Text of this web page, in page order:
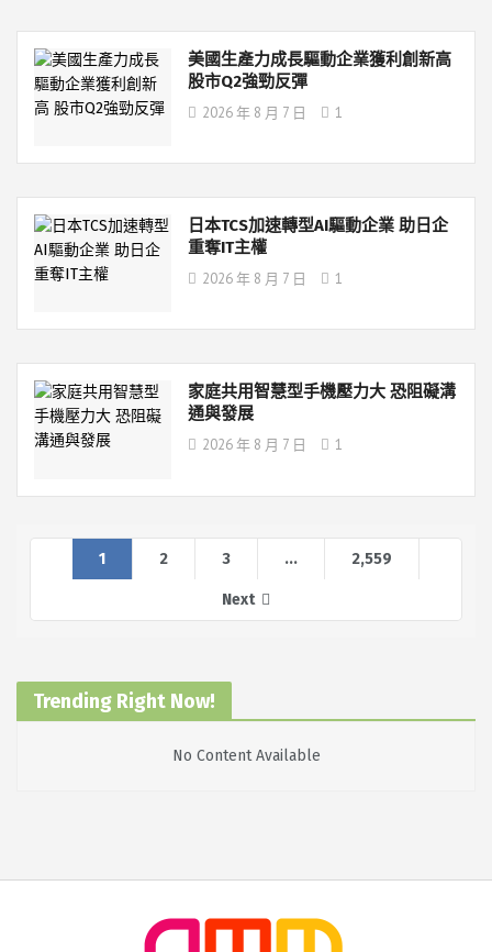
美國生產力成長驅動企業獲利創新高
股市Q2強勁反彈
2026 年 8 月 7 日 1
日本TCS加速轉型AI驅動企業 助日企
重奪IT主權
2026 年 8 月 7 日 1
家庭共用智慧型手機壓力大 恐阻礙溝
通與發展
2026 年 8 月 7 日 1
1 2 3 ... 2,559
Next
Trending Right Now!
No Content Available